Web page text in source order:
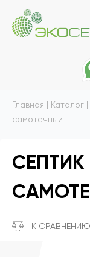
Главная | Каталог |
самотечный
СЕПТИК
К СРАВНЕНИЮ